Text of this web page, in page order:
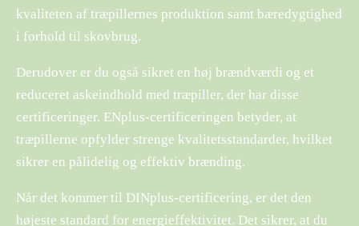
kvaliteten af træpillernes produktion samt bæredygtighed
i forhold til skovbrug.
Derudover er du også sikret en høj brændværdi og et
reduceret askeindhold med træpiller, der har disse
certificeringer. ENplus-certificeringen betyder, at
træpillerne opfylder strenge kvalitetsstandarder, hvilket
sikrer en pålidelig og effektiv brænding.
Når det kommer til DINplus-certificering, er det den
højeste standard for energieffektivitet. Det sikrer, at du